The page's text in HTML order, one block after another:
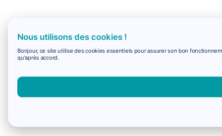
Nous utilisons des cookies !
Bonjour, ce site utilise des cookies essentiels pour assurer son bon
qu'après accord.